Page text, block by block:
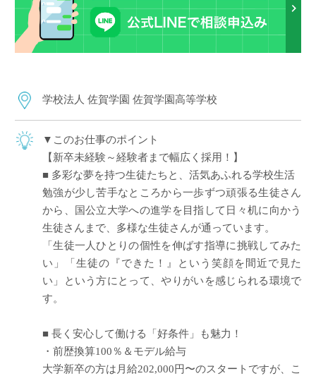
学校法人 佐賀学園 佐賀学園高等学校
▼このお仕事のポイント
【新卒未経験～経験者まで幅広く採用！】
■ 多彩な夢を持つ生徒たちと、活気あふれる学校生活
勉強が少し苦手なところから一歩ずつ頑張る生徒さん
から、国公立大学への進学を目指して日々机に向かう
生徒さんまで、多様な生徒さんが通っています。
「生徒一人ひとりの個性を伸ばす指導に挑戦してみた
い」「生徒の『できた！』という笑顔を間近で見た
い」という方にとって、やりがいを感じられる環境で
す。
■ 長く安心して働ける「好条件」も魅力！
・前歴換算100％＆モデル給与
大学新卒の方は月給202,000円〜のスタートですが、こ